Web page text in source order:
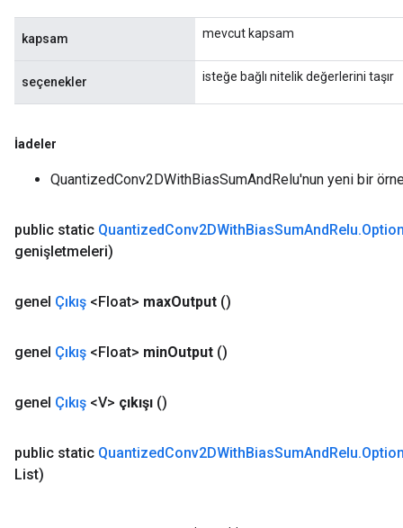
kapsam mevcut kapsam
seçenekler isteğe bağlı nitelik değerlerini taşır
İadeler
QuantizedConv2DWithBiasSumAndRelu'nun yeni bir
public static QuantizedConv2DWithBiasSumAndRelu.
genişletmeleri)
genel Çıkış <Float> maxOutput ()
genel Çıkış <Float> minOutput ()
genel Çıkış <V> çıkışı ()
public static QuantizedConv2DWithBiasSumAndRelu.
List)